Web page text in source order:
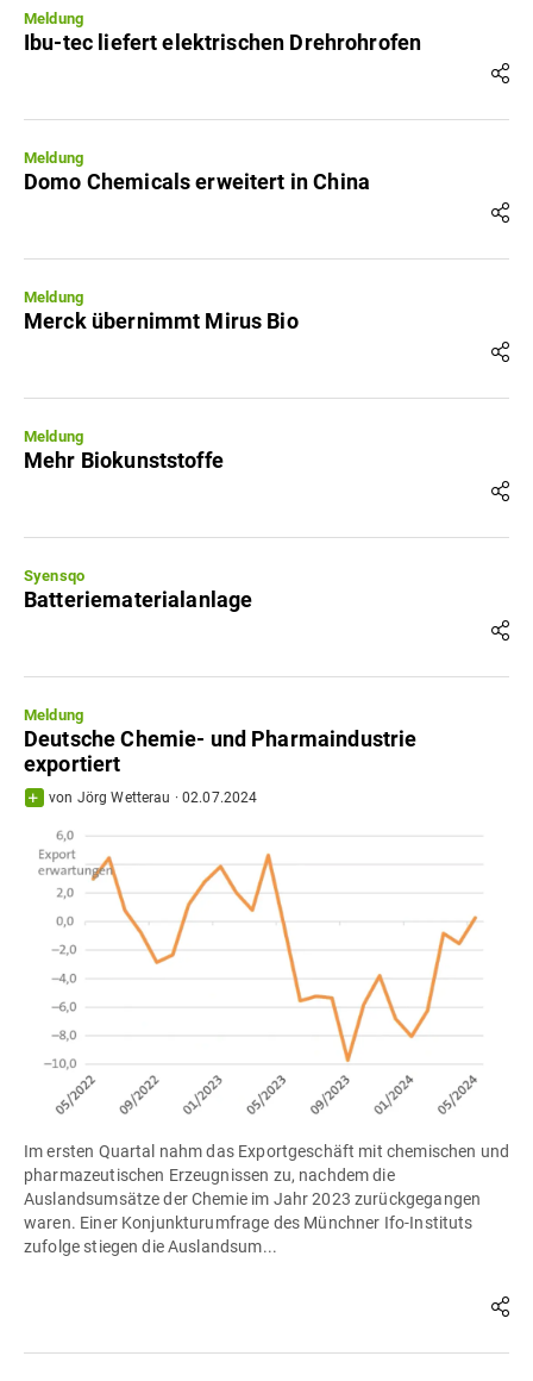
Meldung
Ibu-tec liefert elektrischen Drehrohrofen
Meldung
Domo Chemicals erweitert in China
Meldung
Merck übernimmt Mirus Bio
Meldung
Mehr Biokunststoffe
Syensqo
Batteriematerialanlage
Meldung
Deutsche Chemie- und Pharmaindustrie
exportiert
von Jörg Wetterau ·02.07.2024
Im ersten Quartal nahm das Exportgeschäft mit chemischen und
pharmazeutischen Erzeugnissen zu, nachdem die
Auslandsumsätze der Chemie im Jahr 2023 zurückgegangen
waren. Einer Konjunkturumfrage des Münchner Ifo-Instituts
zufolge stiegen die Auslandsum...